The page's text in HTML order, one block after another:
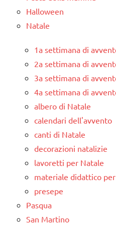
Halloween
Natale
1a settimana di
2a settimana di
3a settimana di
4a settimana di
albero di Natale
calendari dell'avvento
canti di Natale
decorazioni natalizie
lavoretti per Natale
materiale didattico
presepe
Pasqua
San Martino